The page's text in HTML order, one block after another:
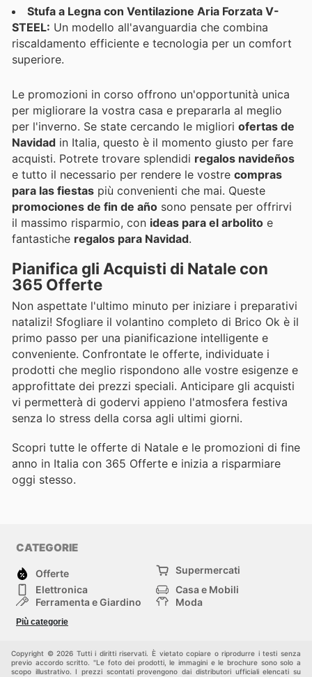
Stufa a Legna con Ventilazione Aria Forzata V-
STEEL: Un modello all'avanguardia che combina
riscaldamento efficiente e tecnologia per un comfort
superiore.
Le promozioni in corso offrono un'opportunità unica
per migliorare la vostra casa e prepararla al meglio
per l'inverno. Se state cercando le migliori ofertas de
Navidad in Italia, questo è il momento giusto per fare
acquisti. Potrete trovare splendidi regalos navideños
e tutto il necessario per rendere le vostre compras
para las fiestas più convenienti che mai. Queste
promociones de fin de año sono pensate per offrirvi
il massimo risparmio, con ideas para el arbolito e
fantastiche regalos para Navidad.
Pianifica gli Acquisti di Natale con
365 Offerte
Non aspettate l'ultimo minuto per iniziare i preparativi
natalizi! Sfogliare il volantino completo di Brico Ok è il
primo passo per una pianificazione intelligente e
conveniente. Confrontate le offerte, individuate i
prodotti che meglio rispondono alle vostre esigenze e
approfittate dei prezzi speciali. Anticipare gli acquisti
vi permetterà di godervi appieno l'atmosfera festiva
senza lo stress della corsa agli ultimi giorni.
Scopri tutte le offerte di Natale e le promozioni di fine
anno in Italia con 365 Offerte e inizia a risparmiare
oggi stesso.
CATEGORIE
Offerte
Supermercati
Elettronica
Casa e Mobili
Ferramenta e Giardino
Moda
Bambini e Neonati
Più categorie
Copyright © 2026 Tutti i diritti riservati. È vietato copiare o riprodurre i testi senza
previo accordo scritto. "Le foto dei prodotti, le immagini e le brochure sono solo a
scopo illustrativo. I prezzi scontati provengono dai distributori ufficiali elencati su